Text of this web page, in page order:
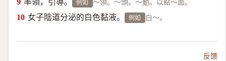
例如
女子陰道分泌的白色黏液。 例如 白～。
反馈